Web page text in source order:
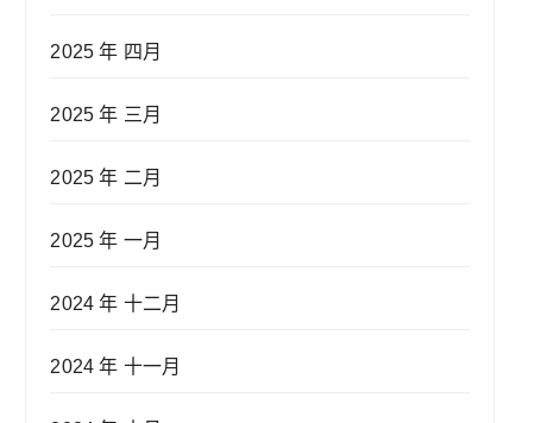
2025 年 四月
2025 年 三月
2025 年 二月
2025 年 一月
2024 年 十二月
2024 年 十一月